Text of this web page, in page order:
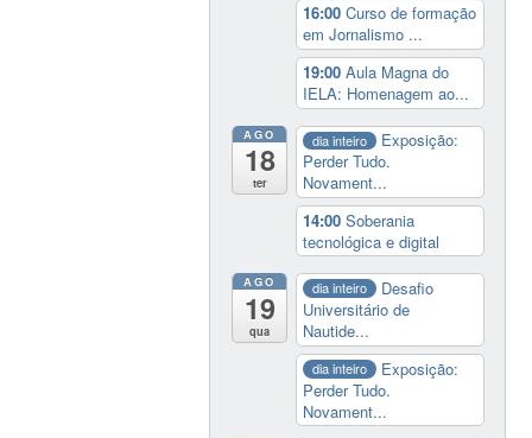
16:00Curso de formação
em Jornalismo ...
19:00Aula Magna do
IELA: Homenagem ao...
AGO
18
ter
dia inteiro
Exposição:
Perder Tudo.
Novament...
14:00Soberania
tecnológica e digital
AGO
19
qua
dia inteiro
Desafio
Universitário de
Nautide...
dia inteiro
Exposição:
Perder Tudo.
Novament...